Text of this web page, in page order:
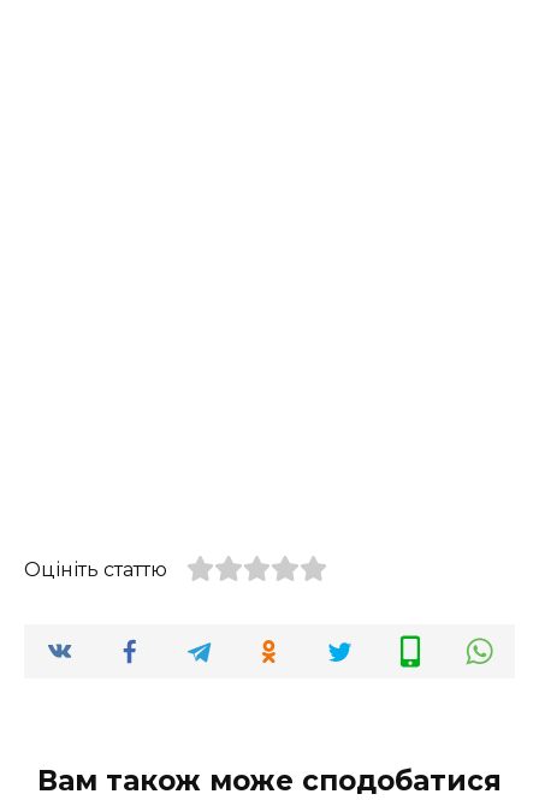
Оцініть статтю
Вам також може сподобатися